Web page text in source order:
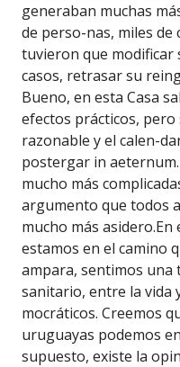
generaban muchas
de perso-nas, miles de
tuvieron que modificar
casos, retrasar su
Bueno, en esta Casa
efectos prácticos,
razonable y el calen-
postergar in
mucho más
argumento que todos
mucho más
estamos en el camino
ampara, sentimos
sanitario, entre la vida
mocráticos. Creemos
uruguayas podemos
supuesto, existe la